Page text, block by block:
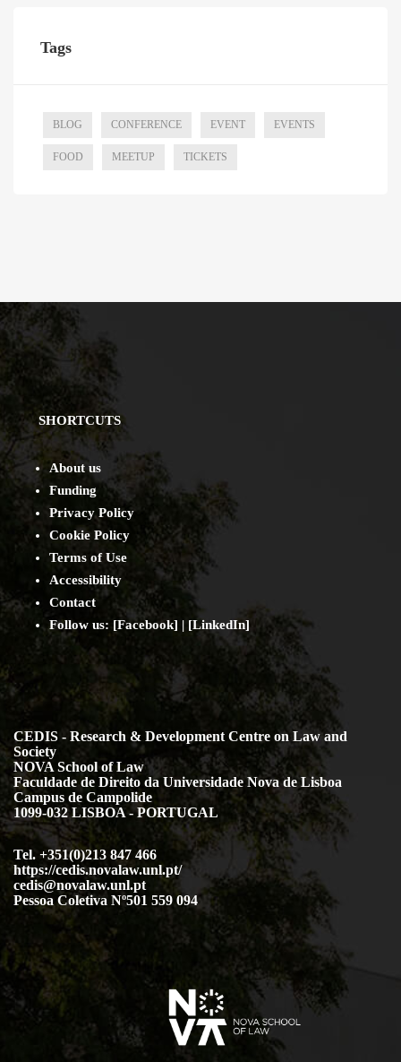
Tags
BLOG CONFERENCE EVENT EVENTS
FOOD MEETUP TICKETS
SHORTCUTS
About us
Funding
Privacy Policy
Cookie Policy
Terms of Use
Accessibility
Contact
Follow us: [Facebook] | [LinkedIn]
CEDIS - Research & Development Centre on Law and
Society
NOVA School of Law
Faculdade de Direito da Universidade Nova de Lisboa
Campus de Campolide
1099-032 LISBOA - PORTUGAL
Tel. +351(0)213 847 466
https://cedis.novalaw.unl.pt/
cedis@novalaw.unl.pt
Pessoa Coletiva Nº501 559 094